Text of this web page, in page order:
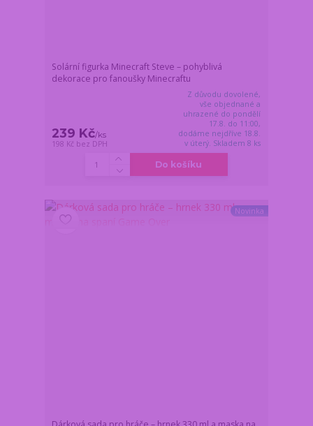
Solární figurka Minecraft Steve – pohyblivá
dekorace pro fanoušky Minecraftu
239 Kč/ks
198 Kč bez DPH
Z důvodu dovolené,
vše objednané a
uhrazené do pondělí
17.8. do 11:00,
dodáme nejdříve 18.8.
v úterý. Skladem 8 ks
Do košíku
Novinka